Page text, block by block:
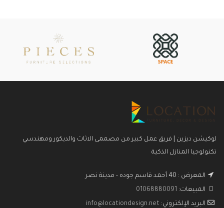
لوكيشن ديزين | فريق عمل كبير من مصممى الاثاث والديكور ومهندسي
تكنولوجيا المنازل الذكية
المعرض : 40 أحمد قاسم جوده - مدينة نصر
المبيعات: 01068880091
البريد الإلكتروني: info@locationdesign.net